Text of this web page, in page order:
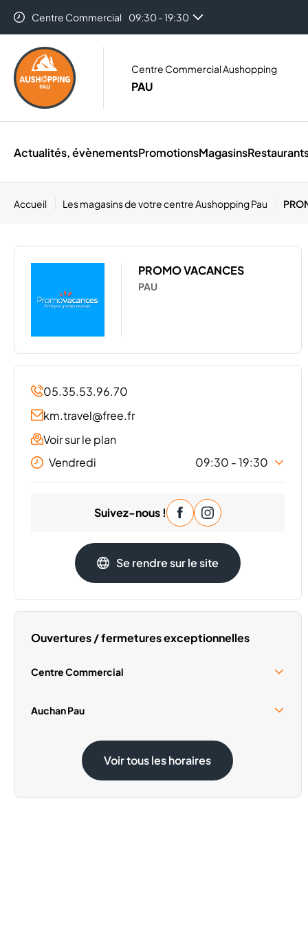
Centre Commercial 09:30 - 19:30
Centre Commercial Aushopping
PAU
Actualités, évènementsPromotionsMagasins
Accueil Les magasins de votre centre Aushopping Pau
PROMO VACANCES
PAU
05.35.53.96.70
km.travel@free.fr
Voir sur le plan
Vendredi
09:30 - 19:30
09:30 - 19:30
09:30 - 19:30
09:30 - 19:30
Samedi
09:30 - 19:30
Suivez-nous !
Se rendre sur le site
Ouvertures / fermetures exceptionnelles
Centre Commercial
Samedi 15 Août
Auchan Pau
Samedi 15 Août
09:00 - 19:00
Dimanche 1 Novembre
09:00 - 12:30
Voir tous les horaires